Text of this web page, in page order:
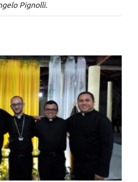
Pignolli.